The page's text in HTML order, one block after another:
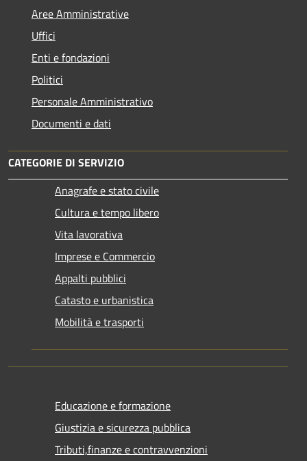
Aree Amministrative
Uffici
Enti e fondazioni
Politici
Personale Amministrativo
Documenti e dati
CATEGORIE DI SERVIZIO
Anagrafe e stato civile
Cultura e tempo libero
Vita lavorativa
Imprese e Commercio
Appalti pubblici
Catasto e urbanistica
Mobilità e trasporti
Educazione e formazione
Giustizia e sicurezza pubblica
Tributi,finanze e contravvenzioni